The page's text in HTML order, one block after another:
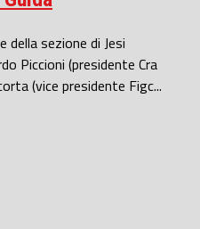
sezione di Jesi
Piccioni (presidente Cra
(vice presidente Figc...